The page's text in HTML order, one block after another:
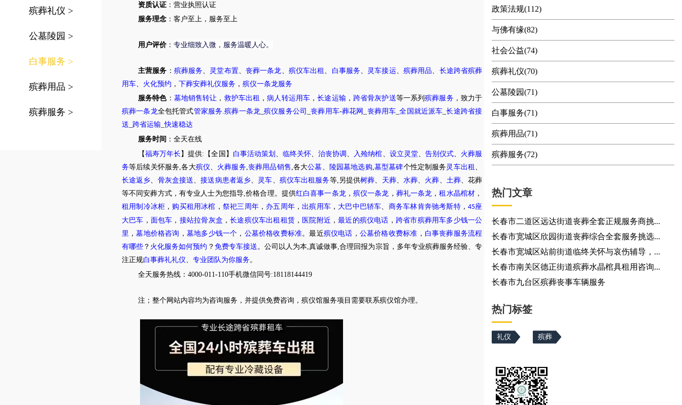
殡葬礼仪 >
公墓陵园 >
白事服务 >
殡葬用品 >
殡葬服务 >
资质认证 ：营业执照认证
服务理念 ：客户至上，服务至上
用户评价： 专业细致入微，服务温暖人心。
主营服务 ： 殡葬服务 灵堂布置、 丧葬一条龙 殡仪车出租 白事服务 灵车接运 殡葬用品
长途跨省殡葬
用车
火化预约 ， 下葬安葬礼仪服务 ， 殡仪一条龙服务
服务特色： 墓地销售转让 ， 救护车出租 ，病人转运用车 ，长途运输， 跨省骨灰护送等一系列殡葬服务 ，致力于
殡葬一条龙全包托管式管家服务 .殡葬一条龙 _殡仪服务公司 _丧葬用车-葬花网 丧葬用车 _全国就近派车 _长途跨省接
送 跨省运输 _快速稳达
服务时间 ：全天在线
【福寿万年长 】提供:【全国】 白事活动策划 临终关怀 、治丧协调 入殓纳棺 设立灵堂、 告别仪式、 火葬服
务等后续关怀服务,各大殡仪 火葬服务 丧葬用品销售 ,各大公墓 陵园墓地选购 墓型墓碑个性定制服务 灵车出租
长途返乡
骨灰盒接送 、接送病患者返乡 灵车 殡仪车出租服务等,另提供树葬 天葬、 水葬 火葬 土葬、花葬
等不同安葬方式，有专业人士为您指导,价格合理。提供红白喜事一条龙 ， 殡仪一条龙 ， 葬礼一条龙 ，租水晶棺材 ，
租用制冷冰柜 ， 购买租用冰棺 ， 祭祀三周年， 办五周年，出殡用车 ， 大巴中巴轿车 商务车林肯奔驰考斯特， 45座
大巴车 ， 面包车 ， 接站拉骨灰盒 ，长途殡仪车出租租赁， 医院附近 ，最近的殡仪电话 ， 跨省市殡葬用车多少钱一公
里 ，墓地价格咨询 ， 墓地多少钱一个 ， 公墓价格收费标准。最近殡仪电话 ， 公墓价格收费标准 ， 白事丧葬服务流程
有哪些 ？ 火化服务如何预约 ？ 免费专车接送 。公司以人为本,真诚做事,合理回报为宗旨，多年专业殡葬服务经验、专
注正规白事葬礼礼仪 专业团队为你服务 。
全天服务热线 ：4000-011-110手机微信同号:18118144419
注； 整个网站内容均为咨询服务，并提供免费咨询，殡仪馆服务项目需要联系殡仪馆办理 。
政策法规(112)
与佛有缘(82)
社会公益(74)
殡葬礼仪(70)
公墓陵园(71)
白事服务(71)
殡葬用品(71)
殡葬服务(72)
热门文章
长春市二道区远达街道丧葬全套正规服务商挑...
长春市宽城区欣园街道丧葬综合全套服务挑选...
长春市宽城区站前街道临终关怀与哀伤辅导，...
长春市南关区德正街道殡葬水晶棺具租用咨询...
长春市九台区殡葬丧事车辆服务
热门标签
礼仪 殡葬